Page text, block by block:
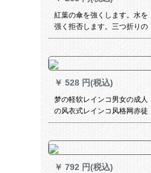
紅葉の傘を強くします。水を
强く拒否します。三つ折りの
ビジネ傘と晴雨兼用傘8674。
￥ 528 円(税込)
梦の軽软レインコ男女の成人
の风衣式レインコ风格网赤徒
歩旅行防水フュージョン连体
ードドドドド/适身身长165-85
cm
￥ 792 円(税込)